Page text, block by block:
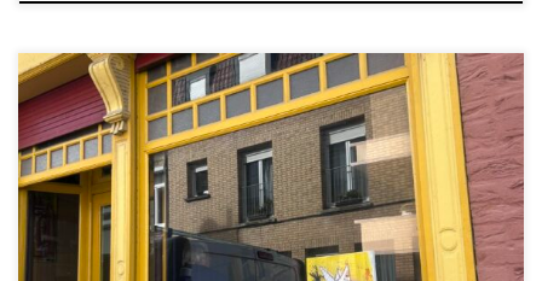
Galerie les 2 Soeurs H. jusqu’au 30 Mai 2026 10 rue du Collège – 59
380 BERGUES ICI inSOlo ne peint pas pour décorer les murs, mais
pour les fissurer. Chez lui, la toile n’est pas un espace propre —
c’est un champ de bataille. Ça gratte, ça bave, ça […]